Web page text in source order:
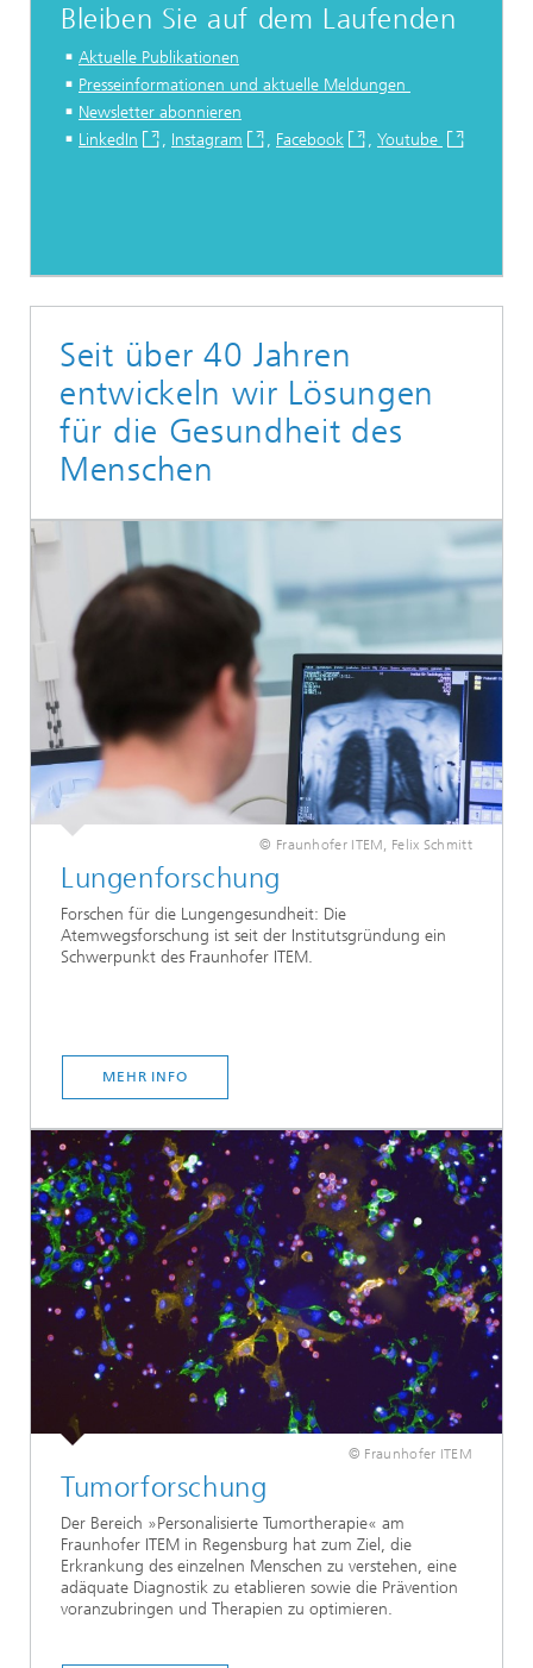
Bleiben Sie auf dem Laufenden
Aktuelle Publikationen
Presseinformationen und aktuelle Meldungen
Newsletter abonnieren
LinkedIn
, Instagram , Facebook , Youtube
Seit über 40 Jahren
entwickeln wir Lösungen
für die Gesundheit des
Menschen
© Fraunhofer ITEM, Felix Schmitt
Lungenforschung
Forschen für die Lungengesundheit: Die
Atemwegsforschung ist seit der Institutsgründung ein
Schwerpunkt des Fraunhofer ITEM.
MEHR INFO
© Fraunhofer ITEM
Tumorforschung
Der Bereich »Personalisierte Tumortherapie« am
Fraunhofer ITEM in Regensburg hat zum Ziel, die
Erkrankung des einzelnen Menschen zu verstehen, eine
adäquate Diagnostik zu etablieren sowie die Prävention
voranzubringen und Therapien zu optimieren.